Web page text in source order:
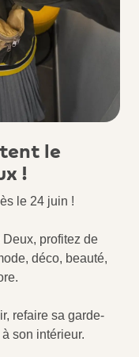
le
!
le 24 juin !
profitez de
déco, beauté,
refaire sa garde-
son intérieur.